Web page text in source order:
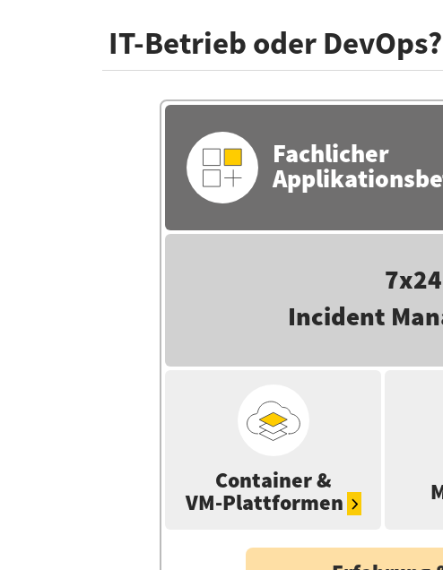
IT-Betrieb oder
Fachlicher
Incident
Container &
VM-Plattformen